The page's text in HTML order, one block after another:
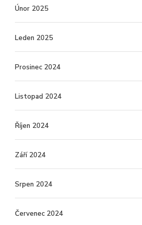
Únor 2025
Leden 2025
Prosinec 2024
Listopad 2024
Říjen 2024
Září 2024
Srpen 2024
Červenec 2024